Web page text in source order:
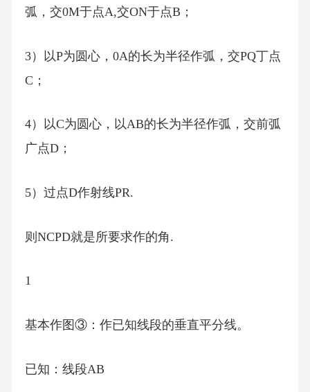
弧，交0M于点A,交ON于点B；
3）以P为圆心，0A的长为半径作弧，交PQ丁点
C；
4）以C为圆心，以AB的长为半径作弧，交前弧
广点D；
5）过点D作射线PR.
则NCPD就是所要求作的角.
1
基本作图③：作已知线段的垂直平分线。
已知：线段AB